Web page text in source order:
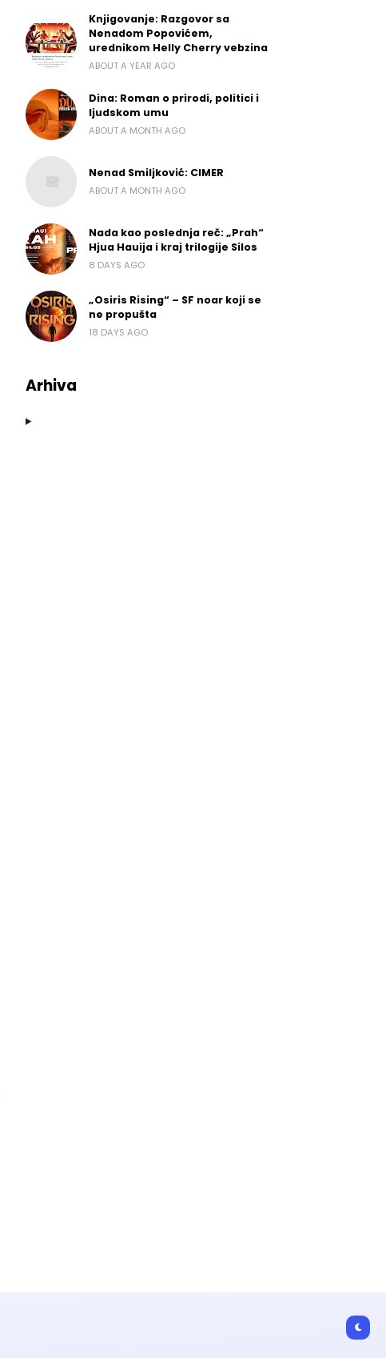
Knjigovanje: Razgovor sa
Nenadom Popovićem,
urednikom Helly Cherry vebzina
ABOUT A YEAR AGO
Dina: Roman o prirodi, politici i
ljudskom umu
ABOUT A MONTH AGO
Nenad Smiljković: CIMER
ABOUT A MONTH AGO
Nada kao poslednja reč: „Prah“
Hjua Hauija i kraj trilogije Silos
8 DAYS AGO
„Osiris Rising“ – SF noar koji se
ne propušta
18 DAYS AGO
Arhiva